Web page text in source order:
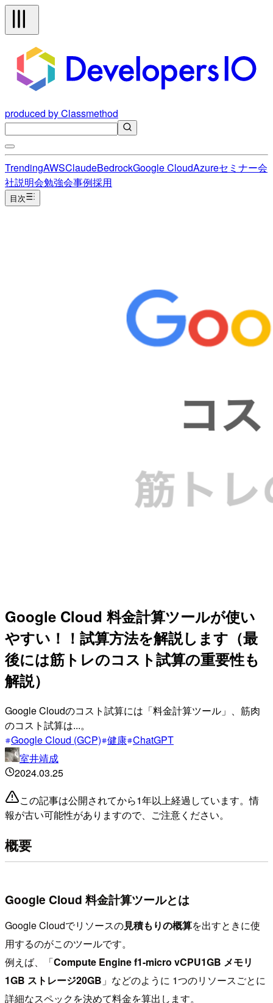
produced by Classmethod
TrendingAWSClaudeBedrockGoogle CloudAzureセミナー会
社説明会勉強会事例採用
目次
Google Cloud 料金計算ツールが使い
やすい！！試算方法を解説します（最
後には筋トレのコスト試算の重要性も
解説）
Google Cloudのコスト試算には「料金計算ツール」、筋肉
のコスト試算は...。
Google Cloud (GCP) 健康 ChatGPT
室井靖成
2024.03.25
この記事は公開されてから1年以上経過しています。情
報が古い可能性がありますので、ご注意ください。
概要
Google Cloud 料金計算ツールとは
Google Cloudでリソースの見積もりの概算を出すときに使
用するのがこのツールです。
例えば、「Compute Engine f1-micro vCPU1GB メモリ
1GB ストレージ20GB 」などのように 1つのリソースごとに
詳細なスペックを決めて料金を算出します。